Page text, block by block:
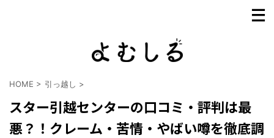
HOME > 引っ越し >
スター引越センターの口コミ・評判は最
悪？！クレーム・苦情・やばい噂を徹底調